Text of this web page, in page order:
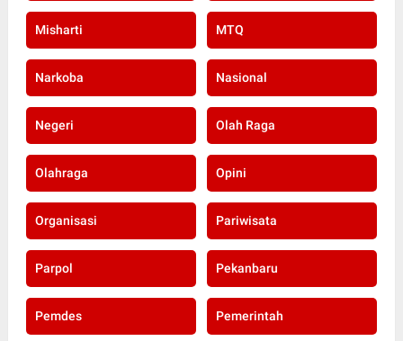
Misharti MTQ
Narkoba Nasional
Negeri Olah Raga
Olahraga Opini
Organisasi Pariwisata
Parpol Pekanbaru
Pemdes Pemerintah